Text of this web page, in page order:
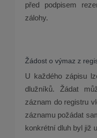
před podpisem
zálohy.
Žádost o výmaz z
U každého zápisu
dlužníků. Žádat
záznam do registru
záznamu požádat
konkrétní dluh byl již